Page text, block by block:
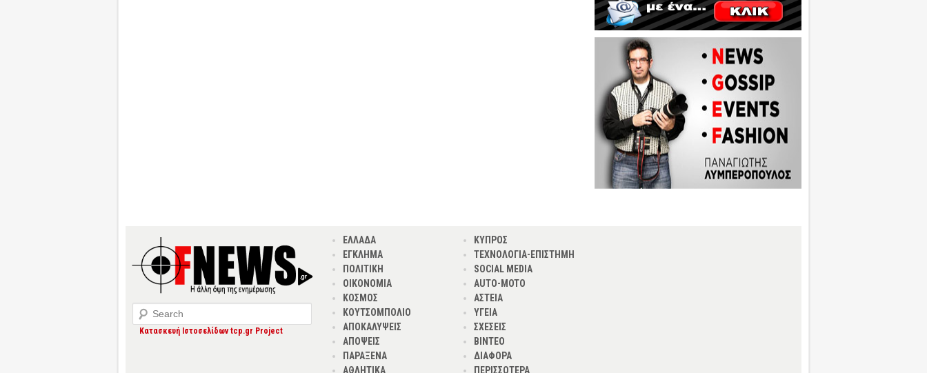
Search
Κατασκευή Ιστοσελίδων tcp.gr Project
ΕΛΛΑΔΑ
ΕΓΚΛΗΜΑ
ΠΟΛΙΤΙΚΗ
ΟΙΚΟΝΟΜΙΑ
ΚΟΣΜΟΣ
ΚΟΥΤΣΟΜΠΟΛΙΟ
ΑΠΟΚΑΛΥΨΕΙΣ
ΑΠΟΨΕΙΣ
ΠΑΡΑΞΕΝΑ
ΑΘΛΗΤΙΚΑ
ΚΥΠΡΟΣ
ΤΕΧΝΟΛΟΓΙΑ-ΕΠΙΣΤΗΜΗ
SOCIAL MEDIA
AUTO-MOTO
ΑΣΤΕΙΑ
ΥΓΕΙΑ
ΣΧΕΣΕΙΣ
ΒΙΝΤΕΟ
ΔΙΑΦΟΡΑ
ΠΕΡΙΣΣΟΤΕΡΑ